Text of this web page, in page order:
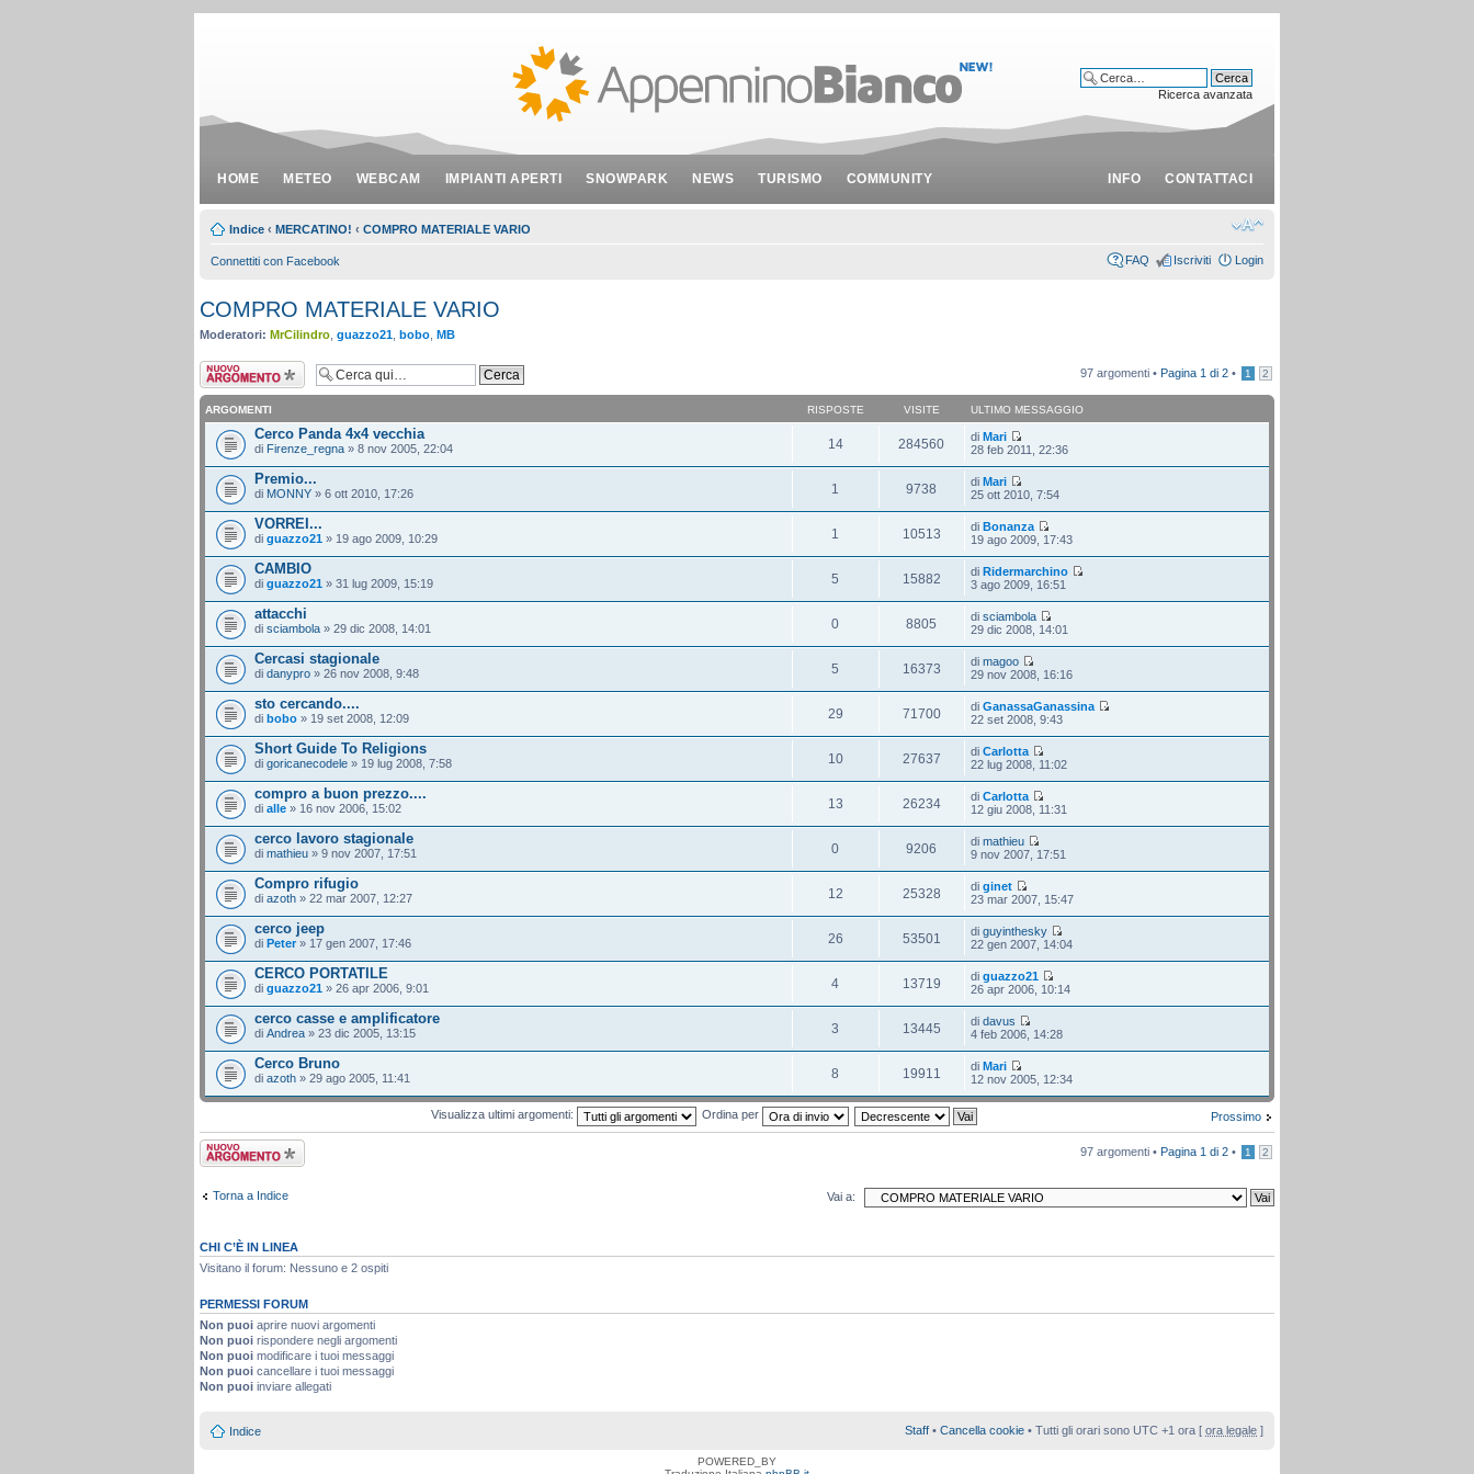
HOME METEO WEBCAM IMPIANTI APERTI SNOWPARK NEWS TURISMO COMMUNITY INFO CONTATTACI
Ricerca avanzata
Indice ‹ MERCATINO! ‹ COMPRO MATERIALE VARIO
Connettiti con Facebook FAQ Iscriviti Login
COMPRO MATERIALE VARIO
Moderatori: MrCilindro guazzo21 bobo MB
Scrivi un nuovo
argomento
97 argomenti • Pagina 1 di 2 • 1 2
ARGOMENTI RISPOSTE VISITE ULTIMO MESSAGGIO
Cerco Panda 4x4 vecchia
di Firenze_regna » 8 nov 2005, 22:04 14 284560 diMari
28 feb 2011, 22:36
Premio...
di MONNY » 6 ott 2010, 17:26 1 9738 diMari
25 ott 2010, 7:54
VORREI...
di guazzo21 » 19 ago 2009, 10:29 1 10513 diBonanza
19 ago 2009, 17:43
CAMBIO
di guazzo21 » 31 lug 2009, 15:19 5 15882 diRidermarchino
3 ago 2009, 16:51
attacchi
di sciambola » 29 dic 2008, 14:01 0 8805 disciambola
29 dic 2008, 14:01
Cercasi stagionale
di danypro » 26 nov 2008, 9:48 5 16373 dimagoo
29 nov 2008, 16:16
sto cercando....
di bobo » 19 set 2008, 12:09 29 71700 diGanassaGanassina
22 set 2008, 9:43
Short Guide To Religions
di goricanecodele » 19 lug 2008, 7:58 10 27637 diCarlotta
22 lug 2008, 11:02
compro a buon prezzo....
di alle » 16 nov 2006, 15:02 13 26234 diCarlotta
12 giu 2008, 11:31
cerco lavoro stagionale
di mathieu » 9 nov 2007, 17:51 0 9206 dimathieu
9 nov 2007, 17:51
Compro rifugio
di azoth » 22 mar 2007, 12:27 12 25328 diginet
23 mar 2007, 15:47
cerco jeep
di Peter » 17 gen 2007, 17:46 26 53501 diguyinthesky
22 gen 2007, 14:04
CERCO PORTATILE
di guazzo21 » 26 apr 2006, 9:01 4 13719 diguazzo21
26 apr 2006, 10:14
cerco casse e amplificatore
di Andrea » 23 dic 2005, 13:15 3 13445 didavus
4 feb 2006, 14:28
Cerco Bruno
di azoth » 29 ago 2005, 11:41 8 19911 diMari
12 nov 2005, 12:34
Prossimo
Visualizza ultimi argomenti: Ordina per
Scrivi un nuovo
argomento
97 argomenti • Pagina 1 di 2 • 1 2
Torna a Indice Vai a:
CHI C’È IN LINEA
Visitano il forum: Nessuno e 2 ospiti
PERMESSI FORUM
Non puoi aprire nuovi argomenti
Non puoi rispondere negli argomenti
Non puoi modificare i tuoi messaggi
Non puoi cancellare i tuoi messaggi
Non puoi inviare allegati
Indice Staff • Cancella cookie • Tutti gli orari sono UTC +1 ora [ ora legale ]
POWERED_BY